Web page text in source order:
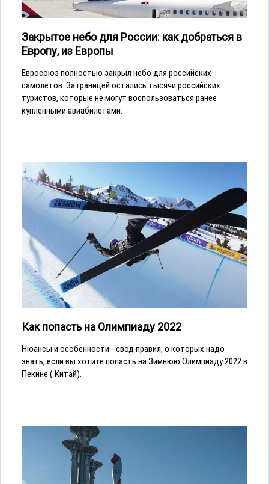
Закрытое небо для России: как добраться в
Европу, из Европы
Евросоюз полностью закрыл небо для российских
самолетов. За границей остались тысячи российских
туристов, которые не могут воспользоваться ранее
купленными авиабилетами.
Как попасть на Олимпиаду 2022
Нюансы и особенности - свод правил, о которых надо
знать, если вы хотите попасть на Зимнюю Олимпиаду 2022 в
Пекине ( Китай).